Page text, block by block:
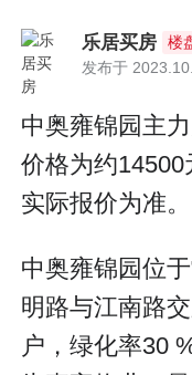
乐居买房
楼
发布于
中奥雍锦园主
价格为约
实际报价为准。
中奥雍锦园位
明路与江南路
户，绿化率30